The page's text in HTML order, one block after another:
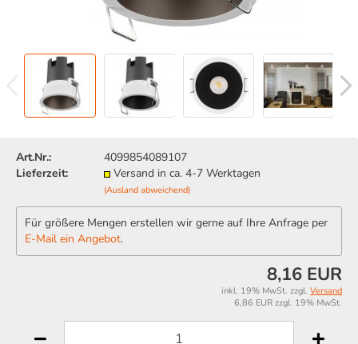
Art.Nr.:
4099854089107
Lieferzeit:
Versand in ca. 4-7 Werktagen
(Ausland abweichend)
Für größere Mengen erstellen wir gerne auf Ihre Anfrage per
E-Mail ein Angebot.
8,16 EUR
inkl. 19% MwSt. zzgl. Versand
6,86 EUR zzgl. 19% MwSt.